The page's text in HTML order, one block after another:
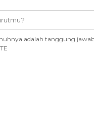
adalah tanggung